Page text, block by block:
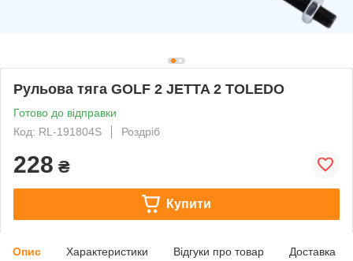
Рульова тяга GOLF 2 JETTA 2 TOLEDO
Готово до відправки
Код: RL-191804S
Роздріб
228 ₴
Купити
Опис Характеристики Відгуки про товар Доставка